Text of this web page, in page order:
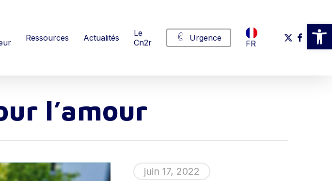
Ouvrir
Ressources Actualités
Le
Cn2r
Urgence
FR
x-
twitter
facebook
l’amour
juin 17, 2022